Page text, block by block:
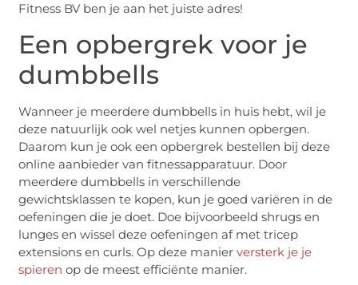
Fitness BV ben je aan het juiste adres!
Een opbergrek voor je
dumbbells
Wanneer je meerdere dumbbells in huis hebt, wil je
deze natuurlijk ook wel netjes kunnen opbergen.
Daarom kun je ook een opbergrek bestellen bij deze
online aanbieder van fitnessapparatuur. Door
meerdere dumbbells in verschillende
gewichtsklassen te kopen, kun je goed variëren in de
oefeningen die je doet. Doe bijvoorbeeld shrugs en
lunges en wissel deze oefeningen af met tricep
extensions en curls. Op deze manierversterk je je
spieren op de meest efficiënte manier.